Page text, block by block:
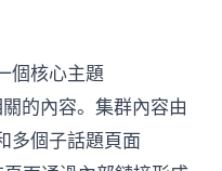
個核心主題
的內容。集群內容由
多個子話題頁面